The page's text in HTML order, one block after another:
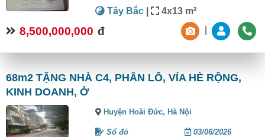
Tây Bắc | 4x13 m²
8,500,000,000 đ
68m2 TẶNG NHÀ C4, PHÂN LÔ, VỈA HÈ RỘNG,
KINH DOANH, Ở
Huyện Hoài Đức,Hà Nội
Sổ đỏ 03/06/2026